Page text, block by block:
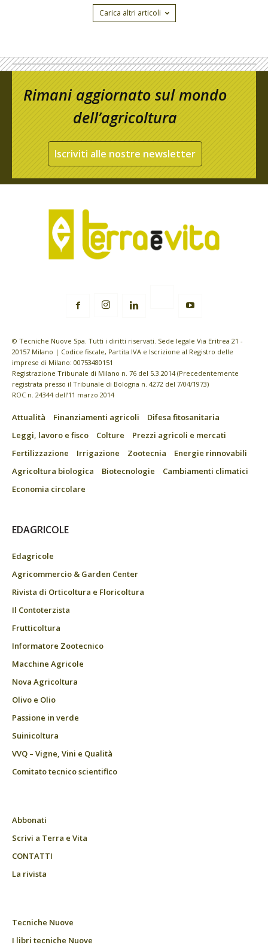
Carica altri articoli
Rimani aggiornato sul mondo
dell’agricoltura
Iscriviti alle nostre newsletter
© Tecniche Nuove Spa. Tutti i diritti riservati. Sede legale Via Eritrea 21 -
20157 Milano | Codice fiscale, Partita IVA e Iscrizione al Registro delle
imprese di Milano: 00753480151
Registrazione Tribunale di Milano n. 76 del 5.3.2014 (Precedentemente
registrata presso il Tribunale di Bologna n. 4272 del 7/04/1973)
ROC n. 24344 dell’11 marzo 2014
Attualità Finanziamenti agricoli
Difesa fitosanitaria
Leggi, lavoro e fisco
Colture
Prezzi agricoli e mercati
Fertilizzazione
Irrigazione Zootecnia
Energie rinnovabili
Agricoltura biologica
Biotecnologie
Cambiamenti climatici
Economia circolare
EDAGRICOLE
Edagricole
Agricommercio & Garden Center
Rivista di Orticoltura e Floricoltura
Il Contoterzista
Frutticoltura
Informatore Zootecnico
Macchine Agricole
Nova Agricoltura
Olivo e Olio
Passione in verde
Suinicoltura
VVQ – Vigne, Vini e Qualità
Comitato tecnico scientifico
Abbonati
Scrivi a Terra e Vita
CONTATTI
La rivista
Tecniche Nuove
I libri tecniche Nuove